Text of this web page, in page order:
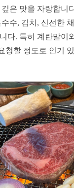
은 맛을 자랑합니
수, 김치, 신선한
다. 특히 계란말이
청할 정도로 인기